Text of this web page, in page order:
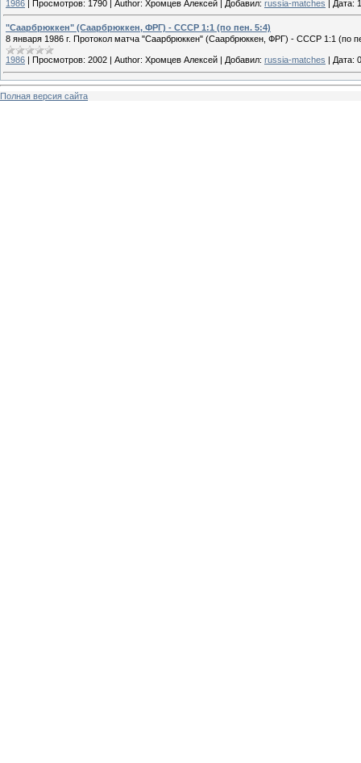
1986 Просмотров: 1790 Author: Хромцев Алексей Добавил: russia-matches Дата:
"Саарбрюккен" (Саарбрюккен, ФРГ) - СССР 1:1 (по пен. 5:4)
8 января 1986 г. Протокол матча "Саарбрюккен" (Саарбрюккен, ФРГ) - СССР 1:1 (по
1986 Просмотров: 2002 Author: Хромцев Алексей Добавил: russia-matches Дата:
Полная версия сайта